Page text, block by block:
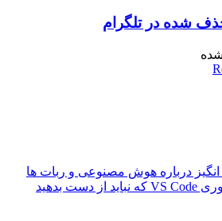
شده در تلگرام